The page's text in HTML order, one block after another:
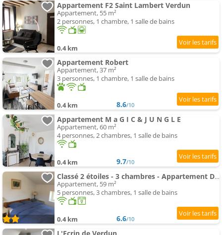
Appartement F2 Saint Lambert Verdun
Appartement, 55 m²
2 personnes, 1 chambre, 1 salle de bains
0.4 km
Appartement Robert
Appartement, 37 m²
3 personnes, 1 chambre, 1 salle de bains
0.4 km 8.6/10
Appartement M a G I C & J U N G L E
Appartement, 60 m²
4 personnes, 2 chambres, 1 salle de bains
0.4 km 9.7/10
Classé 2 étoiles - 3 chambres - Appartement Douillet au bord du Quai De Londres dans le cœur de la v
Appartement, 59 m²
5 personnes, 3 chambres, 1 salle de bains
0.4 km 6.6/10